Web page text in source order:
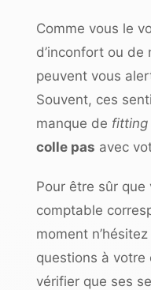
Comme vous le
d’inconfort ou
peuvent vous
Souvent, ces
manque de fitting
colle pas avec
Pour être sûr que
comptable
moment
questions à
vérifier que ses